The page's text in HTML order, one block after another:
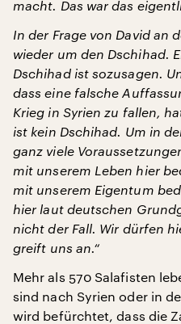
macht. Das war das
In der Frage von David an
wieder um den Dschihad.
Dschihad ist sozusagen.
dass eine falsche
Krieg in Syrien zu fallen,
ist kein Dschihad. Um in
ganz viele
mit unserem Leben hier
mit unserem Eigentum
hier laut deutschen
nicht der Fall. Wir dürfen
greift uns an.“
Mehr als 570 Salafisten
sind nach Syrien oder in
wird befürchtet, dass die